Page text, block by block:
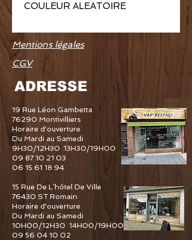
COULEUR ALEATOIRE
Mentions légales
CGV
ADRESSE
19 Rue Léon Gambetta
76290 Montivilliers
Horaire d'ouverture
Du Mardi au Samedi
9H30/12H30 13H30/19H00
09 87 10 21 03
06 15 61 18 94
15 Rue De L’hôtel De Ville
76430 ST Romain
Horaire d'ouverture
Du Mardi au Samedi
10H00/12H30 14H00/19H00
09 56 04 10 02